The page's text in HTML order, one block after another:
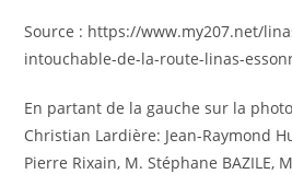
Source : https://www.my207.net/
intouchable-de-la-route-linas-
En partant de la gauche sur la
Christian Lardière: Jean-Raymond
Pierre Rixain, M. Stéphane BAZILE,